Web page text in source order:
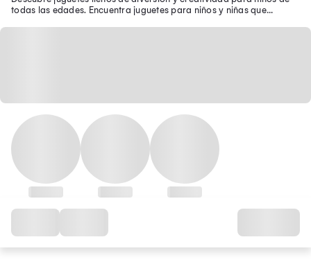
todas las edades. Encuentra juguetes para niños y niñas que